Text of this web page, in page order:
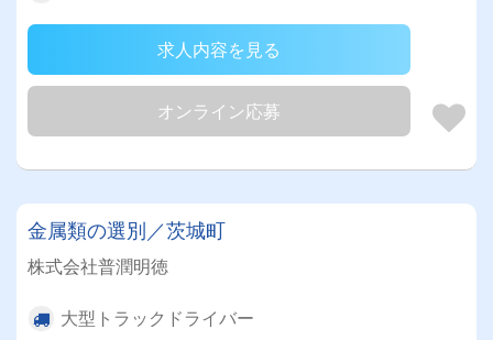
求人内容を見る
オンライン応募
金属類の選別／茨城町
株式会社普潤明徳
大型トラックドライバー